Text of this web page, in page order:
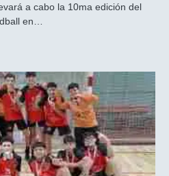
a cabo la 10ma edición del
en…